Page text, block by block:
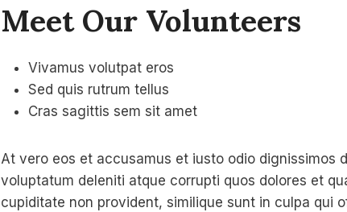
Meet Our Volunteers
Vivamus volutpat eros
Sed quis rutrum tellus
Cras sagittis sem sit amet
At vero eos et accusamus et iusto odio dignissimos
voluptatum deleniti atque corrupti quos dolores et
cupiditate non provident, similique sunt in culpa qui